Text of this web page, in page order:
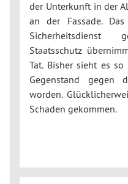
der Unterkunft in der
an der Fassade.
Staatsschutz
Tat. Bisher sieht es
Gegenstand gegen
worden.
Schaden gekommen.